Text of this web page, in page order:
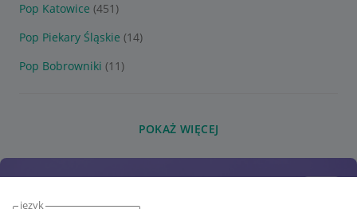
język
Pop Katowice (451)
Pop Piekary Śląskie (14)
Pop Bobrowniki (11)
POKAŻ WIĘCEJ